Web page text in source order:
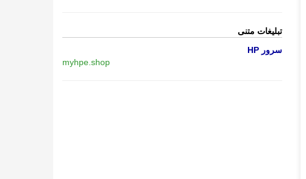
تبلیغات متنی
سرور HP
myhpe.shop